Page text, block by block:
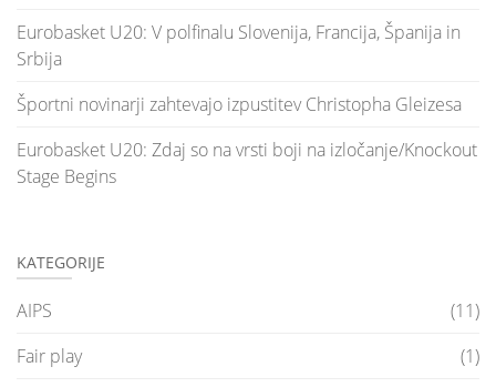
Eurobasket U20: V polfinalu Slovenija, Francija, Španija in
Srbija
Športni novinarji zahtevajo izpustitev Christopha Gleizesa
Eurobasket U20: Zdaj so na vrsti boji na izločanje/Knockout
Stage Begins
KATEGORIJE
AIPS
(11)
Fair play
(1)